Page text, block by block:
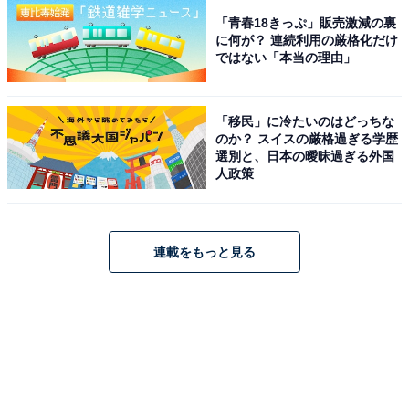
「青春18きっぷ」販売激減の裏
に何が？ 連続利用の厳格化だけ
ではない「本当の理由」
「移民」に冷たいのはどっちな
のか？ スイスの厳格過ぎる学歴
選別と、日本の曖昧過ぎる外国
人政策
連載をもっと見る